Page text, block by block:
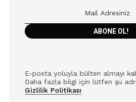
E-posta yoluyla bülten almayı
Daha fazla bilgi için lütfen şu
Gizlilik Politikası